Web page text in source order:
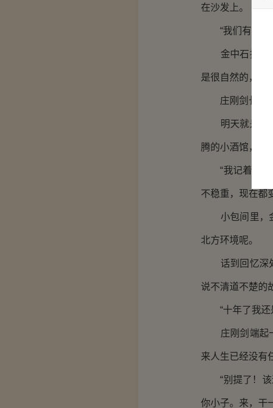
在沙发上。
“我们有十年
金中石把资料
是很自然的，就
庄刚剑长叹一
明天就是星期
腾的小酒馆，金
“我记着应该
不稳重，现在都
小包间里，金
北方环境呢。
话到回忆深处
说不清道不楚的
“十年了我还
庄刚剑端起一
来人生已经没有
“别提了！该
你小子。来，干